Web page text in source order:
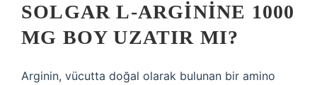
SOLGAR L-ARGININE 1000
MG BOY UZATIR MI?
Arginin, vücutta doğal olarak bulunan bir amino